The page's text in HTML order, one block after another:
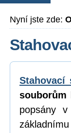
Nyní jste zde:
Stahovací
souborům
popsány